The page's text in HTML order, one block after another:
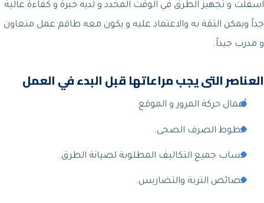
اسفلت و تجهيز الطرق في الوقت المحدد و لديه خبرة و كفاءة عالية
جداً ويمكن الثقة به والاعتماد عليه و يكون معه طاقم عمل متعاون
و مدرب جيداً.
العناصر التى يجب مراعاتها قبل البدء في العمل
أعمال حركة المرور و الموقع.
خطوط الصرف الصحى.
حساب جميع التكاليف المطلوبة لصيانة الطرق.
خصائص التربة والتضاريس.